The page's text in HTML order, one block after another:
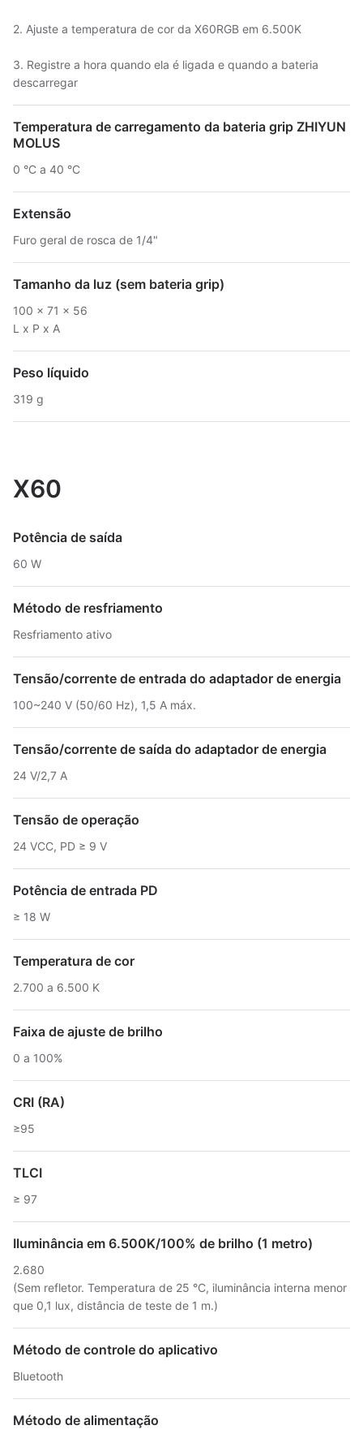
2. Ajuste a temperatura de cor da X60RGB em 6.500K
3. Registre a hora quando ela é ligada e quando a bateria
descarregar
Temperatura de carregamento da bateria grip ZHIYUN
MOLUS
0 °C a 40 °C
Extensão
Furo geral de rosca de 1/4"
Tamanho da luz (sem bateria grip)
100 x 71 x 56
L x P x A
Peso líquido
319 g
X60
Potência de saída
60 W
Método de resfriamento
Resfriamento ativo
Tensão/corrente de entrada do adaptador de energia
100~240 V (50/60 Hz), 1,5 A máx.
Tensão/corrente de saída do adaptador de energia
24 V/2,7 A
Tensão de operação
24 VCC, PD ≥ 9 V
Potência de entrada PD
≥ 18 W
Temperatura de cor
2.700 a 6.500 K
Faixa de ajuste de brilho
0 a 100%
CRI (RA)
≥95
TLCI
≥ 97
Iluminância em 6.500K/100% de brilho (1 metro)
2.680
(Sem refletor. Temperatura de 25 °C, iluminância interna menor
que 0,1 lux, distância de teste de 1 m.)
Método de controle do aplicativo
Bluetooth
Método de alimentação